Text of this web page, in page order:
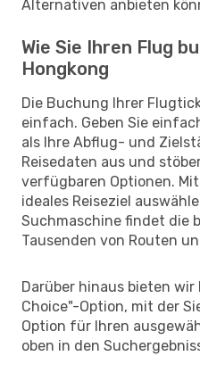
Alternativen anbieten
Wie Sie Ihren Flug
Hongkong
Die Buchung Ihrer
einfach. Geben Sie
als Ihre Abflug- und
Reisedaten aus und
verfügbaren Optionen.
ideales Reiseziel
Suchmaschine findet die
Tausenden von Routen
Darüber hinaus bieten wir
Choice"-Option, mit der
Option für Ihren
oben in den